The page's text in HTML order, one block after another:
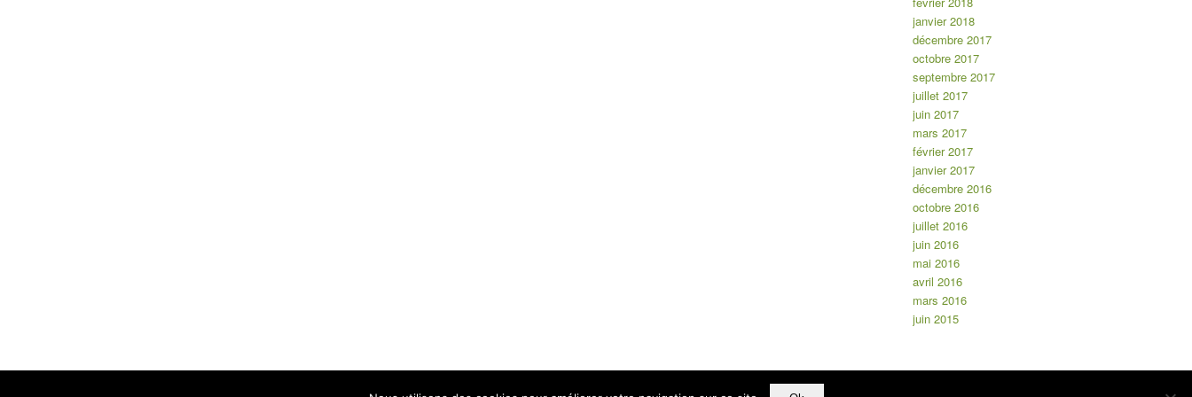
janvier 2018
décembre 2017
octobre 2017
septembre 2017
juillet 2017
juin 2017
mars 2017
février 2017
janvier 2017
décembre 2016
octobre 2016
juillet 2016
juin 2016
mai 2016
avril 2016
mars 2016
juin 2015